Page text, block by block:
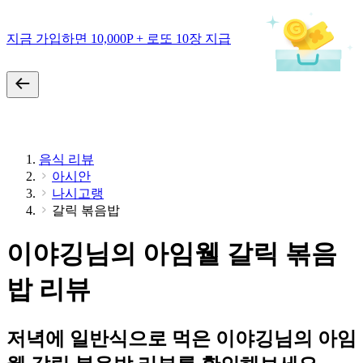
지금 가입하면 10,000P + 로또 10장 지급
음식 리뷰
아시안
나시고랭
갈릭 볶음밥
이야깅님의 아임웰 갈릭 볶음
밥 리뷰
저녁에 일반식으로 먹은 이야깅님의 아임